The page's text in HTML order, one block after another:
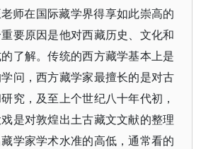
师在国际藏学界得享如此崇高的
要原因是他对西藏历史、文化和
了解。传统的西方藏学基本上是
问，西方藏学家最擅长的是对古
究，及至上个世纪八十年代初，
是对敦煌出土古藏文文献的整理
学家学术水准的高低，通常看的